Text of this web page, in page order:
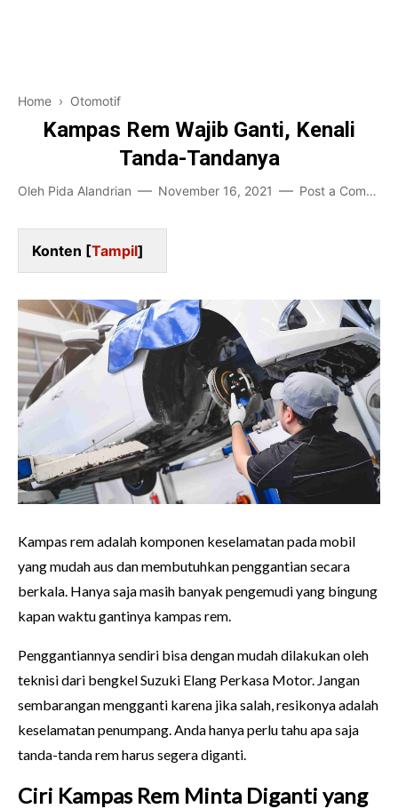
Game-Teknologi
Entertainment
Home › Otomotif
Kampas Rem Wajib Ganti, Kenali
Tanda-Tandanya
Oleh Pida Alandrian November 16, 2021 Post a Comment
Konten [Tampil]
Kampas rem adalah komponen keselamatan pada mobil
yang mudah aus dan membutuhkan penggantian secara
berkala. Hanya saja masih banyak pengemudi yang bingung
kapan waktu gantinya kampas rem.
Penggantiannya sendiri bisa dengan mudah dilakukan oleh
teknisi dari bengkel Suzuki Elang Perkasa Motor. Jangan
sembarangan mengganti karena jika salah, resikonya adalah
keselamatan penumpang. Anda hanya perlu tahu apa saja
tanda-tanda rem harus segera diganti.
Ciri Kampas Rem Minta Diganti yang